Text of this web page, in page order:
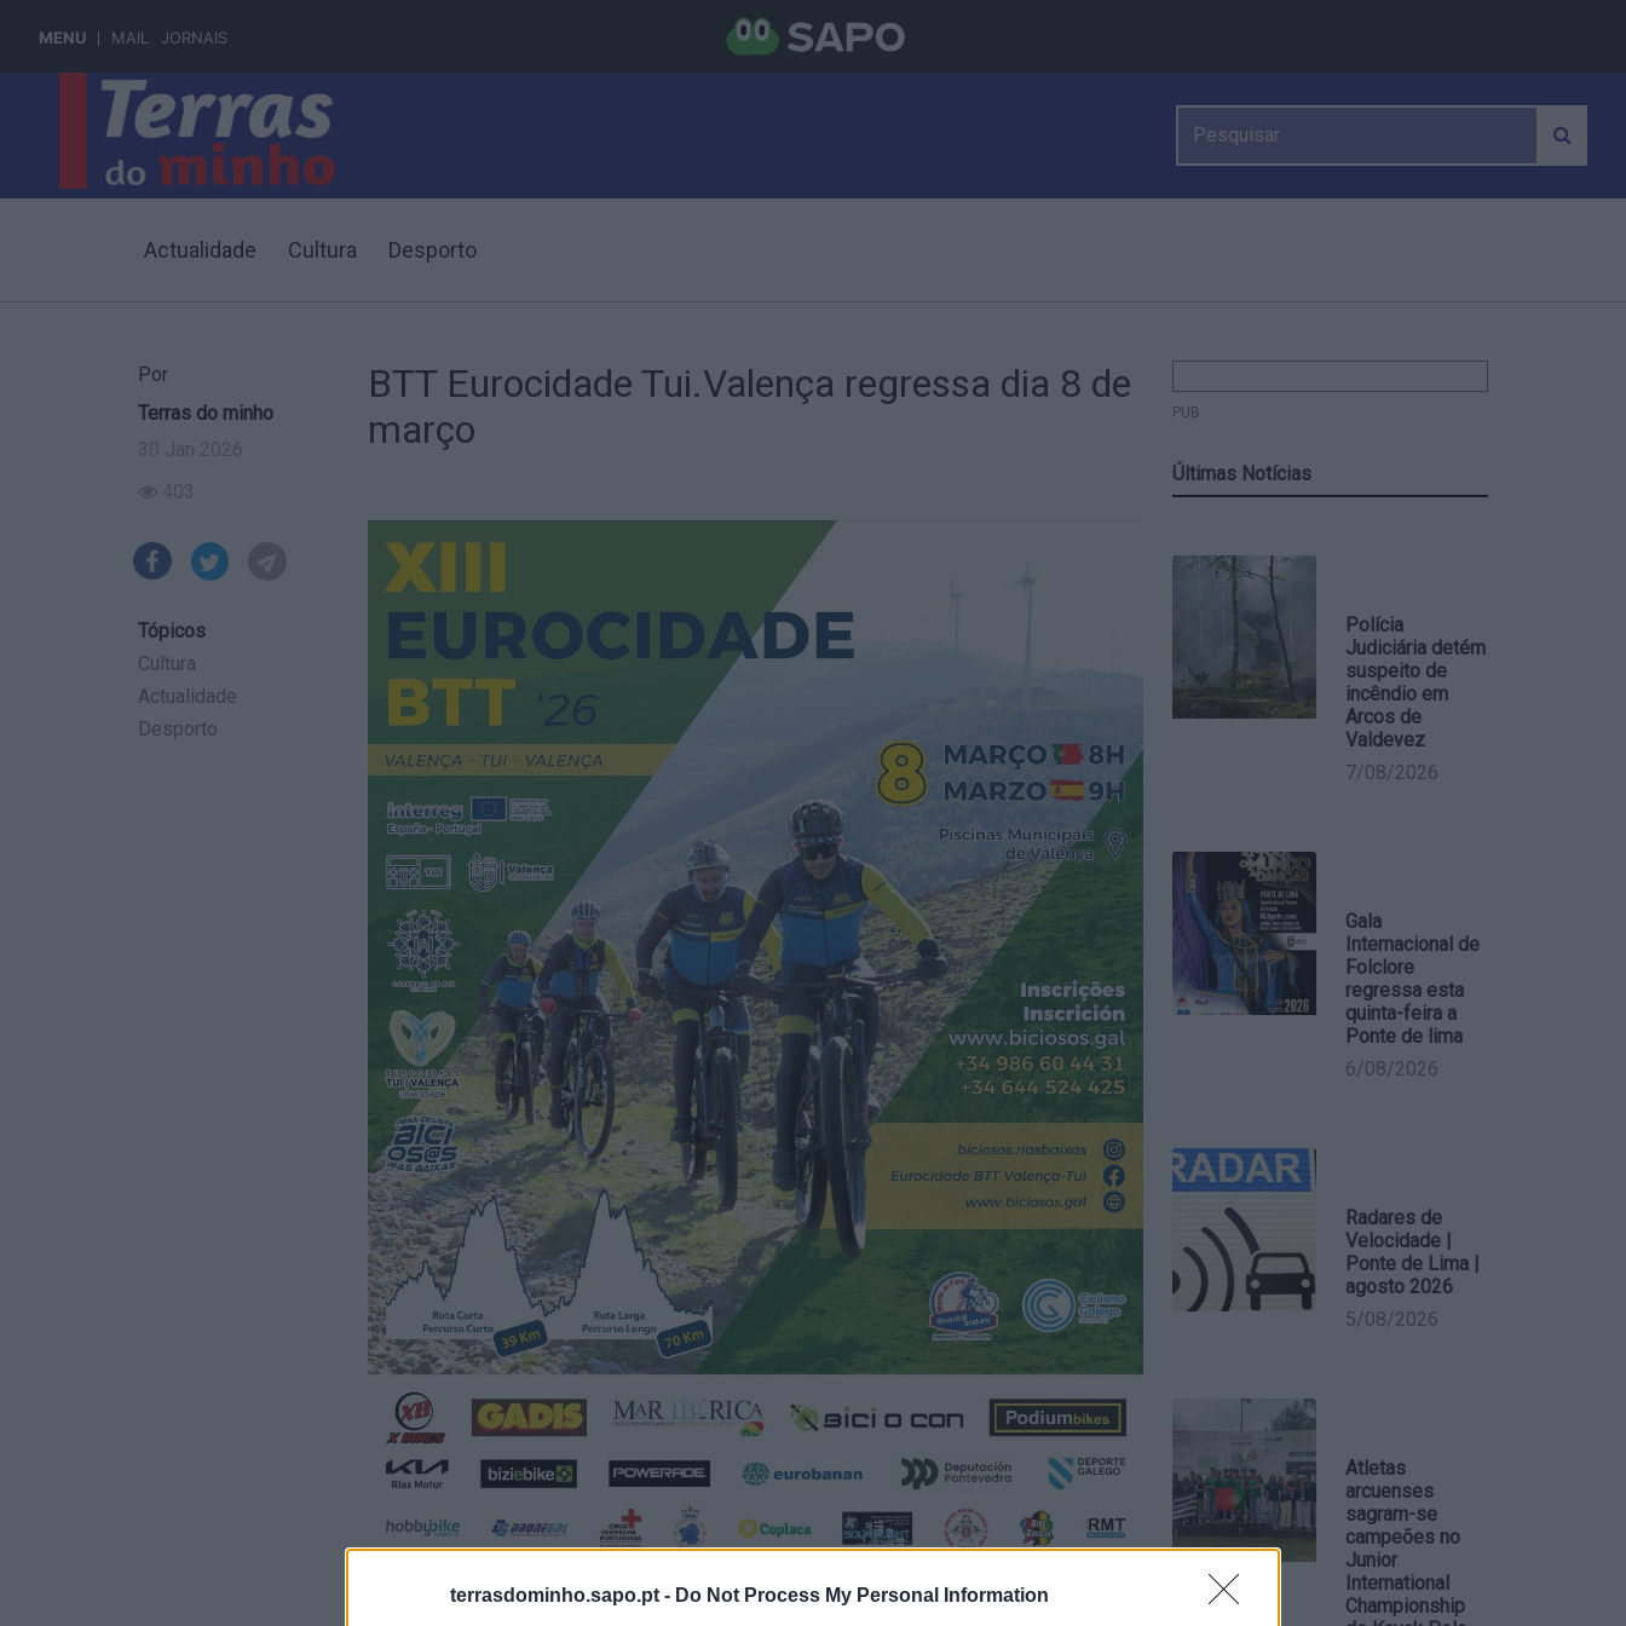
terrasdominho.sapo.pt - Do Not Process My Personal Information
MENU MAIL JORNAIS
Actualidade Cultura Desporto
Por
Terras do minho
Tópicos
Cultura
Actualidade
Desporto
BTT Eurocidade Tui.Valença regressa dia 8 de
março
PUB
Últimas Notícias
Polícia
Judiciária detém
suspeito de
incêndio em
Arcos de
Valdevez
7/08/2026
Gala
Internacional de
Folclore
regressa esta
quinta-feira a
Ponte de lima
6/08/2026
Radares de
Velocidade |
Ponte de Lima |
agosto 2026
5/08/2026
Atletas
arcuenses
sagram-se
campeões no
Junior
International
Championship